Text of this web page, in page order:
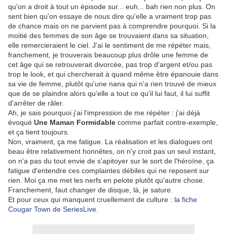
qu'on a droit à tout un épisode sur... euh... bah rien non plus. On
sent bien qu'on essaye de nous dire qu'elle a vraiment trop pas
de chance mais on ne parvient pas à comprendre pourquoi. Si la
moitié des femmes de son âge se trouvaient dans sa situation,
elle remercieraient le ciel. J'ai le sentiment de me répéter mais,
franchement, je trouverais beaucoup plus drôle une femme de
cet âge qui se retrouverait divorcée, pas trop d'argent et/ou pas
trop le look, et qui chercherait à quand même être épanouie dans
sa vie de femme, plutôt qu'une nana qui n'a rien trouvé de mieux
que de se plaindre alors qu'elle a tout ce qu'il lui faut, il lui suffit
d'arrêter de râler.
Ah, je sais pourquoi j'ai l'impression de me répéter : j'ai déjà
évoqué Une Maman Formidable comme parfait contre-exemple,
et ça tient toujours.
Non, vraiment, ça me fatigue. La réalisation et les dialogues ont
beau être relativement honnêtes, on n'y croit pas un seul instant,
on n'a pas du tout envie de s'apitoyer sur le sort de l'héroïne, ça
fatigue d'entendre ces complaintes débiles qui ne reposent sur
rien. Moi ça me met les nerfs en pelote plutôt qu'autre chose.
Franchement, faut changer de disque, là, je sature.
Et pour ceux qui manquent cruellement de culture : la fiche
Cougar Town de SeriesLive